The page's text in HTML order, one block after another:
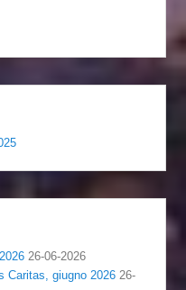
26-06-2026
Caritas, giugno 2026 26-